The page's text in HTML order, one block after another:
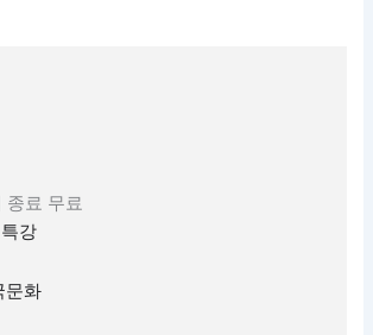
종료 무료
강
문화